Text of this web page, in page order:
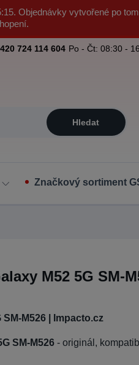
Objednávky vytvořené po
Hledat
724 114 604 Po - Čt: 08:30 -
Značkový sortiment
M52 5G SM-
M526 | Impacto.cz
SM-M526 - originál,